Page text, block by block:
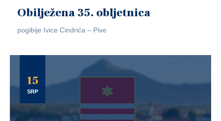
Obilježena 35. obljetnica
pogibije Ivice Cindrića – Pive
15
SRP